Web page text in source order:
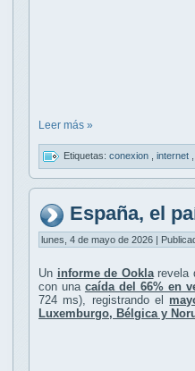
Leer más »
Etiquetas: conexion internet
España, el
lunes, 4 de mayo de 2026 |
Un informe de Ooklarevela
con una caída del 66% en
724 ms), registrando el
Luxemburgo, Bélgica y